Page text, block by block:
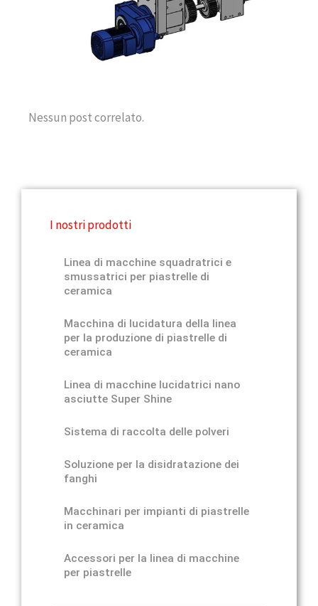
Nessun post correlato.
I nostri prodotti
Linea di macchine squadratrici e
smussatrici per piastrelle di
ceramica
Macchina di lucidatura della linea
per la produzione di piastrelle di
ceramica
Linea di macchine lucidatrici nano
asciutte Super Shine
Sistema di raccolta delle polveri
Soluzione per la disidratazione dei
fanghi
Macchinari per impianti di piastrelle
in ceramica
Accessori per la linea di macchine
per piastrelle